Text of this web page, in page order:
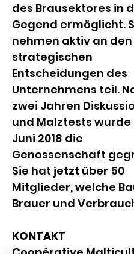
des Brausektores in
Gegend ermöglicht.
nehmen aktiv an den
strategischen
Entscheidungen des
Unternehmens teil.
zwei Jahren
und Malztests wurde
Juni 2018 die
Genossenschaft
Sie hat jetzt über 50
Mitglieder, welche
Brauer und
KONTAKT
Coopérative